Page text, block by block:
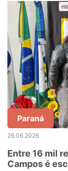
Paraná
26.06.2026
Entre 16 mil
Campos é